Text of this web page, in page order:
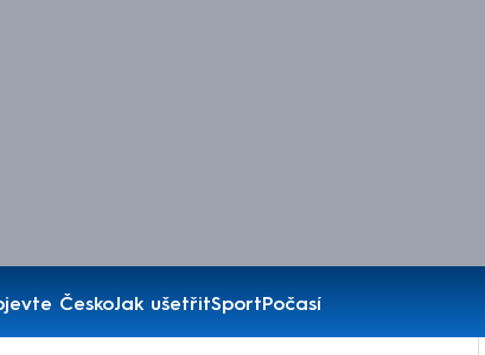
ČeskoJak ušetřitSportPočasí